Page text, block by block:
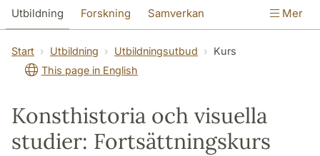
Utbildning Forskning Samverkan
Om institutionen Kontakt
Mer
Start Utbildning Utbildningsutbud
Kurs
This page in English
Konsthistoria och visuella
studier: Fortsättningskurs